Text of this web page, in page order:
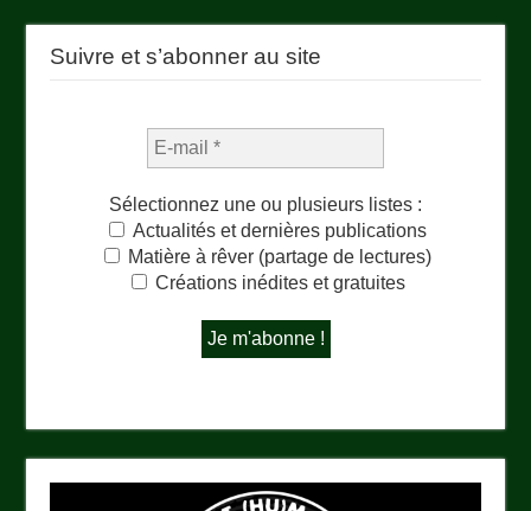
Suivre et s’abonner au site
Sélectionnez une ou plusieurs listes :
Actualités et dernières publications
Matière à rêver (partage de lectures)
Créations inédites et gratuites